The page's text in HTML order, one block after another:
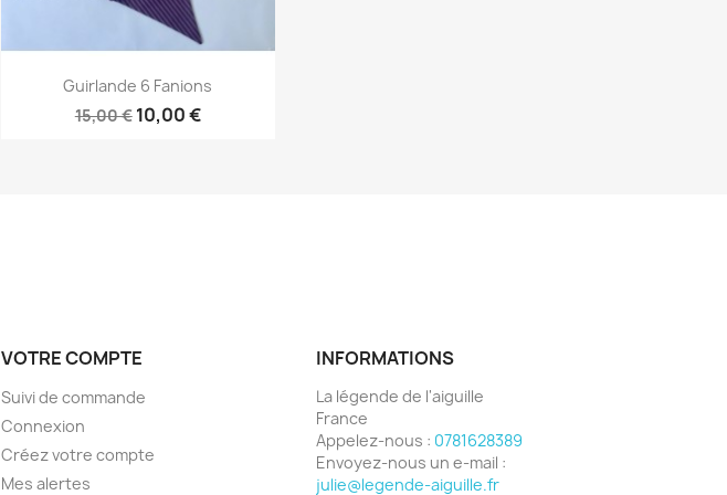
Aperçu rapide
Guirlande 6 Fanions
15,00 € 10,00 €
VOTRE COMPTE
Suivi de commande
Connexion
Créez votre compte
Mes alertes
INFORMATIONS
La légende de l'aiguille
France
Appelez-nous : 0781628389
Envoyez-nous un e-mail :
julie@legende-aiguille.fr